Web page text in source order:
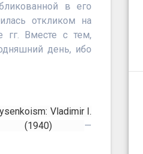
в его
откликом на
гг. Вместе с тем,
день, ибо
Vladimir I.
(1940) —